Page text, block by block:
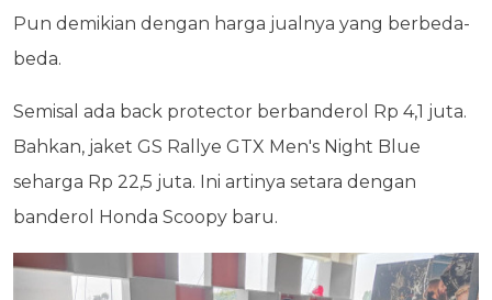
Pun demikian dengan harga jualnya yang berbeda-
beda.
Semisal ada back protector berbanderol Rp 4,1 juta.
Bahkan, jaket GS Rallye GTX Men's Night Blue
seharga Rp 22,5 juta. Ini artinya setara dengan
banderol Honda Scoopy baru.